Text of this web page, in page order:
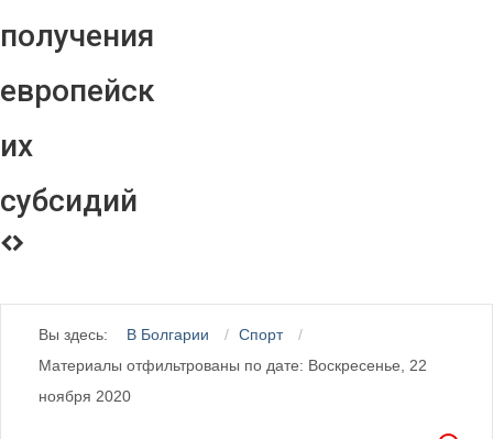
получения
европейск
их
субсидий
Вы здесь: В Болгарии
Спорт
Материалы отфильтрованы по дате: Воскресенье, 22
ноября 2020